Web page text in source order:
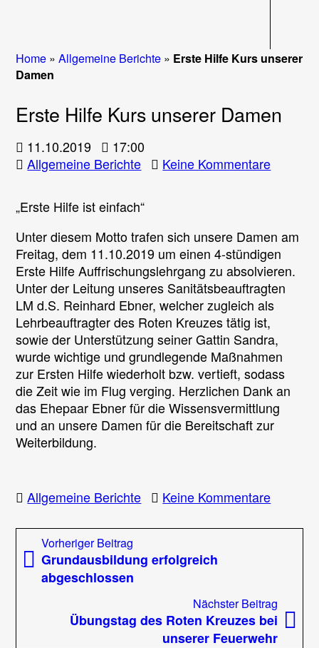
Home »Allgemeine Berichte » Erste Hilfe Kurs unserer
Damen
Erste Hilfe Kurs unserer Damen
11.10.2019
17:00
Allgemeine Berichte
Keine Kommentarezu
unserer
Damen
„Erste Hilfe ist einfach“
Unter diesem Motto trafen sich unsere Damen am
Freitag, dem 11.10.2019 um einen 4-stündigen
Erste Hilfe Auffrischungslehrgang zu absolvieren.
Unter der Leitung unseres Sanitätsbeauftragten
LM d.S. Reinhard Ebner, welcher zugleich als
Lehrbeauftragter des Roten Kreuzes tätig ist,
sowie der Unterstützung seiner Gattin Sandra,
wurde wichtige und grundlegende Maßnahmen
zur Ersten Hilfe wiederholt bzw. vertieft, sodass
die Zeit wie im Flug verging. Herzlichen Dank an
das Ehepaar Ebner für die Wissensvermittlung
und an unsere Damen für die Bereitschaft zur
Weiterbildung.
Allgemeine Berichte Keine Kommentarezu
Hilfe
Beitragsnavigation
Vorheriger Beitrag
Beitrag:
Grundausbildung erfolgreich
abgeschlossen
Nächster Beitrag
Übungstag des Roten Kreuzes bei
unserer Feuerwehr